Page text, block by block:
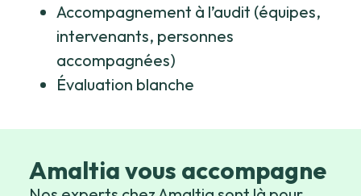
Accompagnement à l’audit (équipes,
intervenants, personnes
accompagnées)
Évaluation blanche
Amaltia vous accompagne